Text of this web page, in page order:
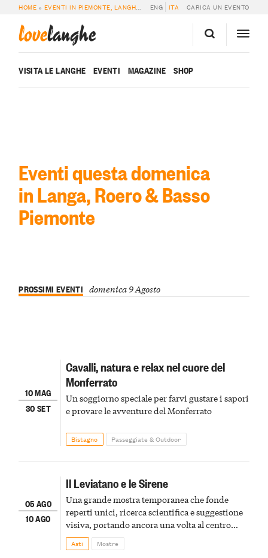
HOME » EVENTI IN PIEMONTE, LANGHE E ROERO »QUESTA DOMENICA
ENG ITA CARICA UN EVENTO
lovelanghe
VISITA LE LANGHE EVENTI MAGAZINE SHOP
Eventi questa domenica
in Langa, Roero & Basso
Piemonte
PROSSIMI EVENTI domenica 9 Agosto
10 MAG
30 SET
Cavalli, natura e relax nel cuore del
Monferrato
Un soggiorno speciale per farvi gustare i sapori
e provare le avventure del Monferrato
Bistagno Passeggiate & Outdoor
05 AGO
10 AGO
Il Leviatano e le Sirene
Una grande mostra temporanea che fonde
reperti unici, ricerca scientifica e suggestione
visiva, portando ancora una volta al centro
della scena le meraviglie del passato astigiano
Asti Mostre